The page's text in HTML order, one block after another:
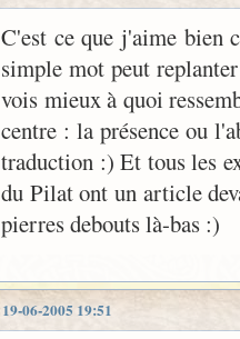
C'est ce que j'aime bien
simple mot peut
vois mieux à quoi
centre : la présence ou
traduction :) Et tous les
du Pilat ont un article
pierres debouts là-bas :)
19-06-2005 19:51